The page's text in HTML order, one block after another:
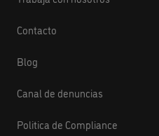
Contacto
Blog
Canal de denuncias
Politica de Compliance